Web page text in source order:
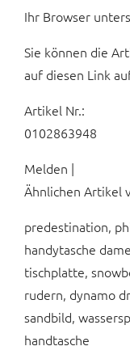
Ihr Browser
Sie können die
auf diesen Link
Artikel Nr.:
0102863948
Melden |
Ähnlichen Artikel
predestination,
handytasche
tischplatte,
rudern, dynamo
sandbild,
handtasche